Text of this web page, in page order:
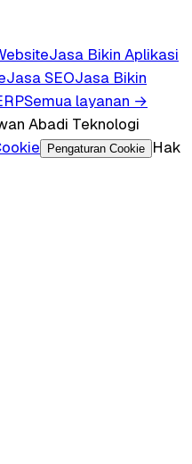
Jasa Bikin Aplikasi
Jasa SEOJasa Bikin
Semua layanan →
Abadi Teknologi
Pengaturan Cookie
Hak